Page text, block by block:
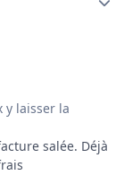
y laisser la
salée. Déjà